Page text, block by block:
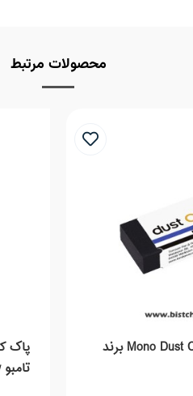
محصولات مرتبط
پاک کن مدل Mono Dust Catch برند
تامبو Tombow